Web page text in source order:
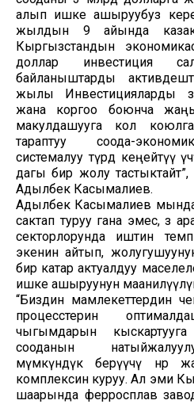
алып ишке ашыруубуз
жылдын 9 айында
Кыргызстандын
доллар инвестиция
байланыштарды
жылы Инвестицияларды
жана коргоо боюнча
макулдашууга кол
тараптуу соода-
системалуу түрдө кеңейтүү
дагы бир жолу
Адылбек Касымалиев.
Адылбек Касымалиев мындай
сактап туруу гана эмес, өз
секторлорунда иштин
экенин айтып,
бир катар актуалдуу
ишке ашыруунун
“Биздин мамлекеттердин
процесстерин
чыгымдарын
сооданын
мүмкүндүк берүүчү өнөр
комплексин куруу. Ал эми
шаарында ферросплав